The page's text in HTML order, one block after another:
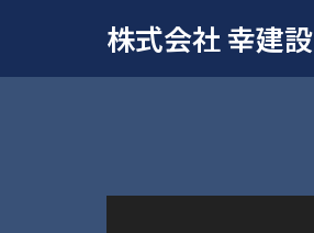
株式会社 幸建設